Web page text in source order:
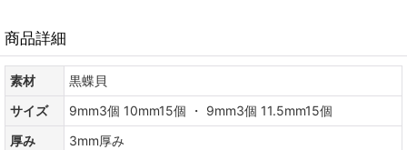
商品詳細
素材
黒蝶貝
サイズ
9mm3個 10mm15個 ・ 9mm3個 11.5mm15個
厚み
3mm厚み